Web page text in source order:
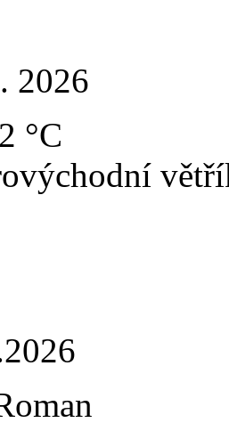
2026
°C